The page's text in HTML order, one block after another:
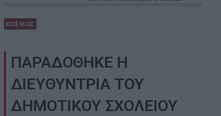
ΚΟΣΜΟΣ
ΠΑΡΑΔΟΘΗΚΕ Η
ΔΙΕΥΘΥΝΤΡΙΑ ΤΟΥ
ΔΗΜΟΤΙΚΟΥ ΣΧΟΛΕΙΟΥ